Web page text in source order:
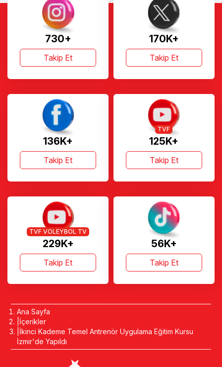
730+
Takip Et
170K+
Takip Et
136K+
Takip Et
125K+
TVF
Takip Et
229K+
TVF VOLEYBOL TV
Takip Et
56K+
Takip Et
Ana Sayfa
İçerikler
İkinci Kademe Temel Antrenör Uygulama Eğitim Kursu
İzmir'de Yapıldı